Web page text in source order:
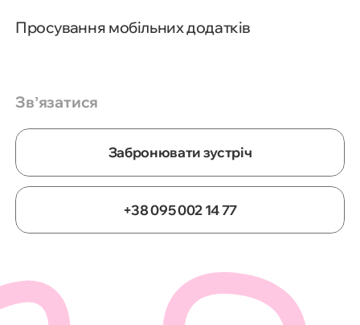
усієї системи
CPC, а CPM
Пороги ранжування, резервні
ціни і чому реклама іноді не
показується
Чому Google іноді порушує
порядок у видачі реклами
Просування мобільних додатків
Звʼязатися
Забронювати зустріч
+38 095 002 14 77